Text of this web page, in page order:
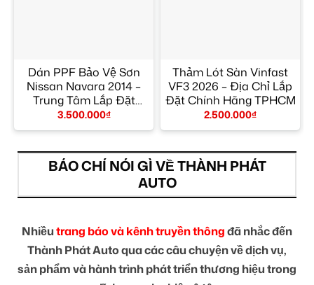
Dán PPF Bảo Vệ Sơn
Nissan Navara 2014 –
Trung Tâm Lắp Đặt
Chính Hãng TPHCM
3.500.000₫
Thảm Lót Sàn Vinfast
VF3 2026 – Địa Chỉ Lắp
Đặt Chính Hãng TPHCM
2.500.000₫
BÁO CHÍ NÓI GÌ VỀ THÀNH PHÁT
AUTO
Nhiềutrang báo và kênh truyền thôngđã nhắc đến
Thành Phát Auto qua các câu chuyện về dịch vụ,
sản phẩm và hành trình phát triển thương hiệu trong